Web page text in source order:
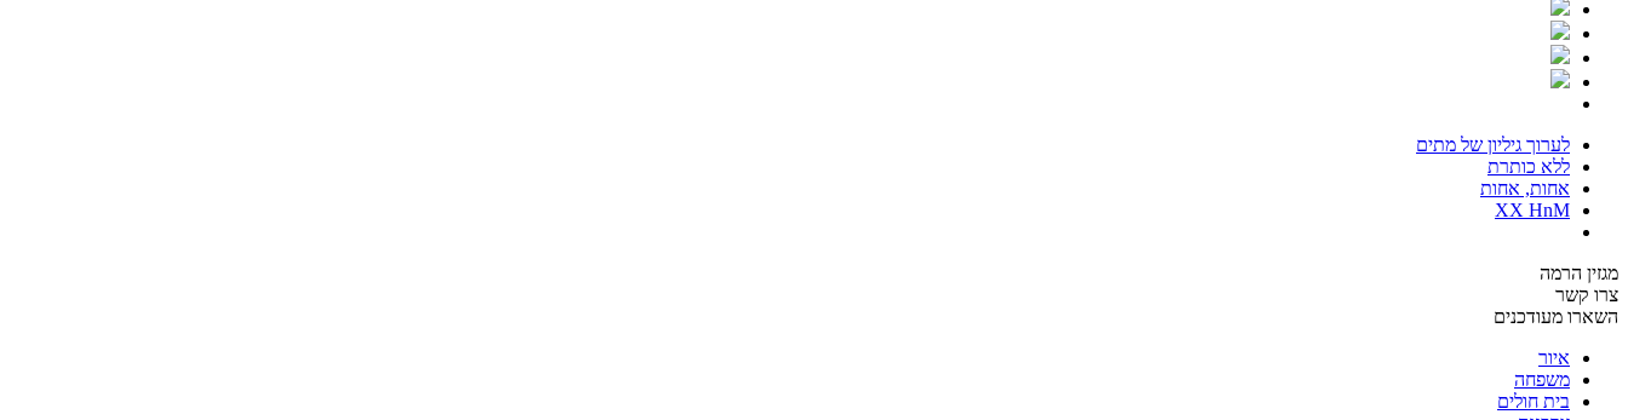
לערוך גיליון של מתים
ללא כותרת
אחות, אחות
XX HnM
מגזין הרמה
צרו קשר
השארו מעודכנים
איור
משפחה
בית חולים